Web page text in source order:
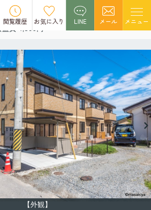
閲覧履歴 お気に入り LINE メール メニュー
空室1
【外観】